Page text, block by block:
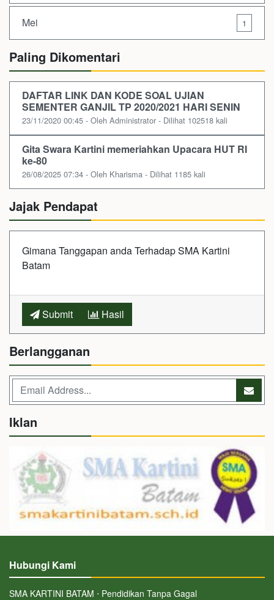
Mei 1
Paling Dikomentari
DAFTAR LINK DAN KODE SOAL UJIAN
SEMENTER GANJIL TP 2020/2021 HARI SENIN
23/11/2020 00:45 - Oleh Administrator - Dilihat 102518 kali
Gita Swara Kartini memeriahkan Upacara HUT RI
ke-80
26/08/2025 07:34 - Oleh Kharisma - Dilihat 1185 kali
Jajak Pendapat
Gimana Tanggapan anda Terhadap SMA Kartini
Batam
Submit Hasil
Berlangganan
Iklan
Hubungi Kami
SMA KARTINI BATAM ⋅ Pendidikan Tanpa Gagal